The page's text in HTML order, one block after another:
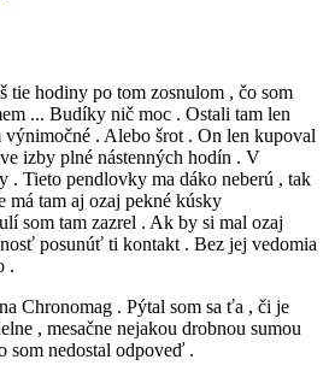
tie hodiny po tom zosnulom , čo som
... Budíky nič moc . Ostali tam len
výnimočné . Alebo šrot . On len kupoval
izby plné nástenných hodín . V
. Tieto pendlovky ma dáko neberú , tak
má tam aj ozaj pekné kúsky
som tam zazrel . Ak by si mal ozaj
posunúť ti kontakt . Bez jej vedomia
.
Chronomag . Pýtal som sa ťa , či je
, mesačne nejakou drobnou sumou
som nedostal odpoveď .